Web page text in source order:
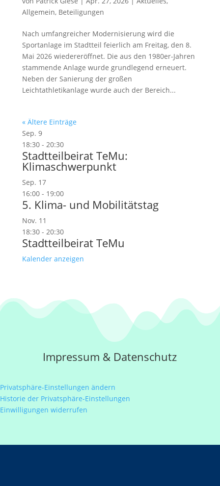
Allgemein, Beteiligungen
Nach umfangreicher Modernisierung wird die
Sportanlage im Stadtteil feierlich am Freitag, den 8.
Mai 2026 wiedereröffnet. Die aus den 1980er-Jahren
stammende Anlage wurde grundlegend erneuert.
Neben der Sanierung der großen
Leichtathletikanlage wurde auch der Bereich...
« Ältere Einträge
Sep. 9
18:30- 20:30
Stadtteilbeirat TeMu:
Klimaschwerpunkt
Sep. 17
16:00- 19:00
5. Klima- und Mobilitätstag
Nov. 11
18:30- 20:30
Stadtteilbeirat TeMu
Kalender anzeigen
Impressum & Datenschutz
Privatsphäre-Einstellungen ändern
Historie der Privatsphäre-Einstellungen
Einwilligungen widerrufen